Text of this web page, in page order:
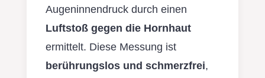
Augeninnendruck durch einen
Luftstoß gegen die Hornhaut
ermittelt. Diese Messung ist
berührungslos und schmerzfrei,